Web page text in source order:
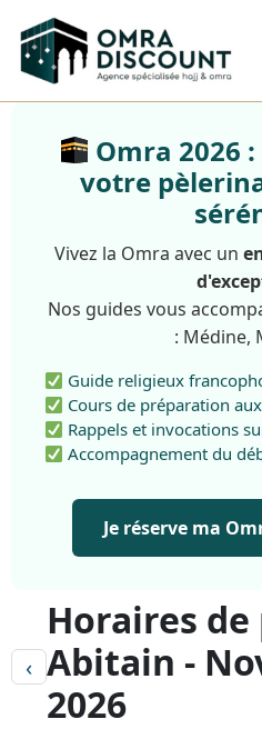
Omra 2026
votre
Vivez la Omra avec un
Nos guides vous
: Médine,
Guide religieux
Cours de préparation
Rappels et invocations
Accompagnement du
Je réserve ma
‹
Horaires
Abitain -
2026